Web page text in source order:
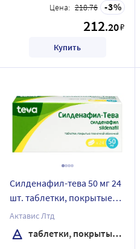
Цена: 218.76 3
212.20₽
Купить
Силденафил-тева 50 мг 24
шт. таблетки, покрытые
пленочной оболочкой
Актавис Лтд
таблетки, покрытые пленочной оболочкой